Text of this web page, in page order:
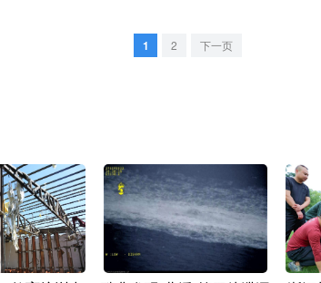
1 2 下一页